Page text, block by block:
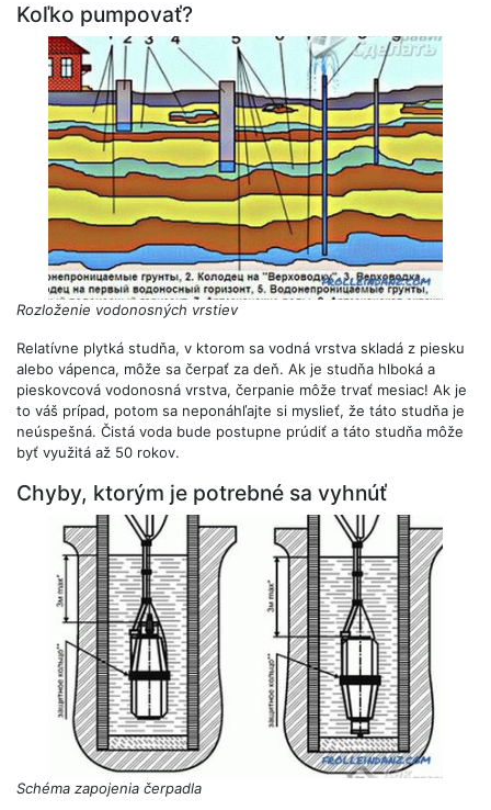
Koľko pumpovať?
Rozloženie vodonosných vrstiev
Relatívne plytká studňa, v ktorom sa vodná vrstva skladá z piesku
alebo vápenca, môže sa čerpať za deň. Ak je studňa hlboká a
pieskovcová vodonosná vrstva, čerpanie môže trvať mesiac! Ak je
to váš prípad, potom sa neponáhľajte si myslieť, že táto studňa je
neúspešná. Čistá voda bude postupne prúdiť a táto studňa môže
byť využitá až 50 rokov.
Chyby, ktorým je potrebné sa vyhnúť
Schéma zapojenia čerpadla